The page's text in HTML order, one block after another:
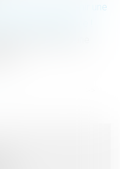
peut obtenir une
chaque dépense !
de l'enfant : une